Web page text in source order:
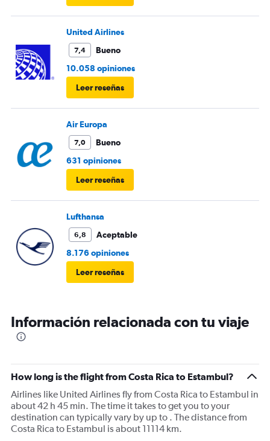
United Airlines
7,4
Bueno
10.058 opiniones
Leer reseñas
Air Europa
7,0
Bueno
631 opiniones
Leer reseñas
Lufthansa
6,8
Aceptable
8.176 opiniones
Leer reseñas
Información relacionada con tu viaje
How long is the flight from Costa Rica to Estambul?
Airlines like United Airlines fly from Costa Rica to Estambul in
about 42 h 45 min. The time it takes to get you to your
destination can typically vary by up to . The distance from
Costa Rica to Estambul is about 11114 km.